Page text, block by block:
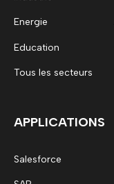
Energie
Education
Tous les secteurs
APPLICATIONS
Salesforce